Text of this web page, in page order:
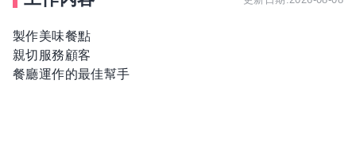
製作美味餐點
親切服務顧客
餐廳運作的最佳幫手